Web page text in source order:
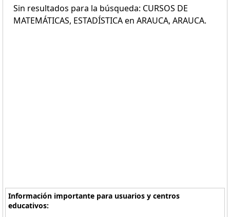
Sin resultados para la búsqueda: CURSOS DE
MATEMÁTICAS, ESTADÍSTICA en ARAUCA, ARAUCA.
Información importante para usuarios y centros
educativos: